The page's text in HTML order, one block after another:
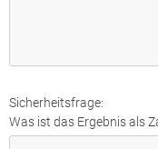
Sicherheitsfrage:
Was ist das Ergebnis als